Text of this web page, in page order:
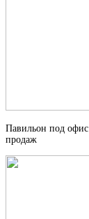
Павильон под офис
продаж